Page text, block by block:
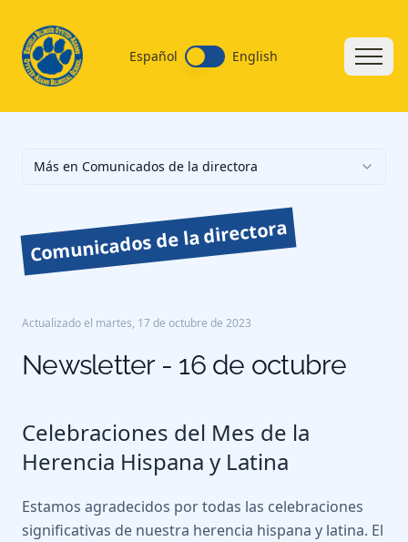
Español English
Más en Comunicados de la directora
Comunicados de la directora
Actualizado el martes, 17 de octubre de 2023
Newsletter - 16 de octubre
Celebraciones del Mes de la
Herencia Hispana y Latina
Estamos agradecidos por todas las celebraciones
significativas de nuestra herencia hispana y latina. El